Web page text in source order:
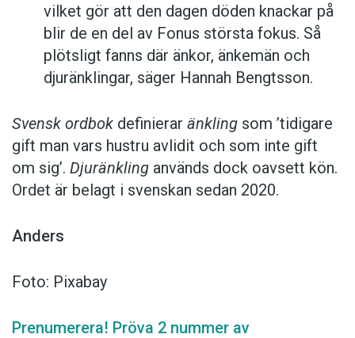
vilket gör att den dagen döden knackar på
blir de en del av Fonus största fokus. Så
plötsligt fanns där änkor, änkemän och
djuränklingar, säger Hannah Bengtsson.
Svensk ordbok definierar änkling som ’tidigare
gift man vars hustru av­lidit och som inte gift
om sig’. Djuränkling används dock oavsett kön.
Ordet är belagt i svenskan sedan 2020.
Anders
Foto: Pixabay
Prenumerera! Pröva 2 nummer av